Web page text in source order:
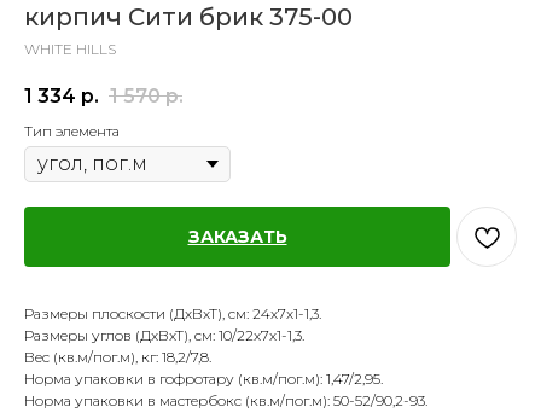
кирпич Сити брик 375-00
WHITE HILLS
1 334 р. 1 570 р.
Тип элемента
ЗАКАЗАТЬ
Размеры плоскости (ДхВхТ), см: 24х7х1-1,3.
Размеры углов (ДхВхТ), см: 10/22х7х1-1,3.
Вес (кв.м/пог.м), кг: 18,2/7,8.
Норма упаковки в гофротару (кв.м/пог.м): 1,47/2,95.
Норма упаковки в мастербокс (кв.м/пог.м): 50-52/90,2-93.